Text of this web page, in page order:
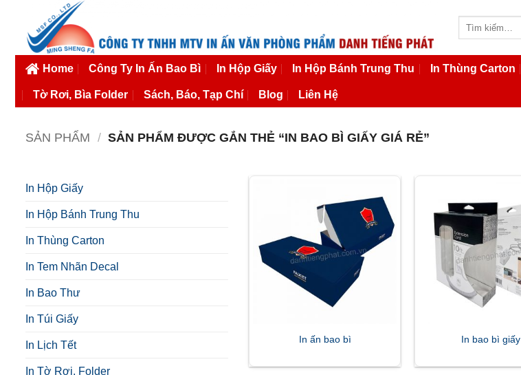
nội
Home Công Ty In Ấn Bao Bì In Hộp Giấy In Hộp Bánh Trung Thu In Thùng Carton
Tờ Rơi, Bìa Folder Sách, Báo, Tạp Chí Blog Liên Hệ
SẢN PHẨM / SẢN PHẨM ĐƯỢC GẮN THẺ “IN BAO BÌ GIẤY GIÁ RẺ”
In Hộp Giấy
In Hộp Bánh Trung Thu
In Thùng Carton
In Tem Nhãn Decal
In Bao Thư
In Túi Giấy
In Lịch Tết
In Tờ Rơi, Folder
In ấn bao bì In bao bì giấy